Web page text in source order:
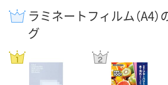
ラミネートフィルム（A4
グ